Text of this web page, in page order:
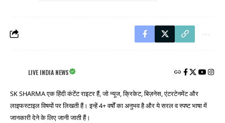
LIVE INDIA NEWS
SK SHARMA एक हिंदी कंटेंट राइटर हैं, जो न्यूज, क्रिकेट, बिज़नेस, एंटरटेनमेंट और
लाइफस्टाइल विषयों पर लिखती हैं। इन्हें 4+ वर्षों का अनुभव है और ये सरल व स्पष्ट भाषा में
जानकारी देने के लिए जानी जाती हैं।